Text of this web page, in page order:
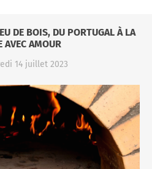
DE BOIS, DU PORTUGAL À LA
AVEC AMOUR
14 juillet 2023